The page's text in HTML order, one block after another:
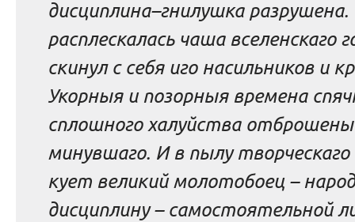
дисциплина–гнилушка
расплескалась чаша вселенскаго
скинул с себя иго насильников и
Укорныя и позорныя времена
сплошного халуйства
минувшаго. И в пылу
кует великий молотобоец –
дисциплину – самостоятельной